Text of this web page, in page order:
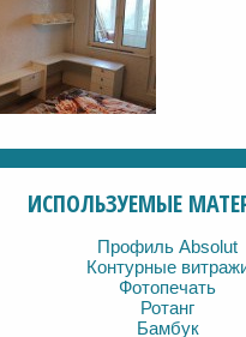
ИСПОЛЬЗУЕМЫЕ
Профиль Absolut
Контурные
Фотопечать
Ротанг
Бамбук